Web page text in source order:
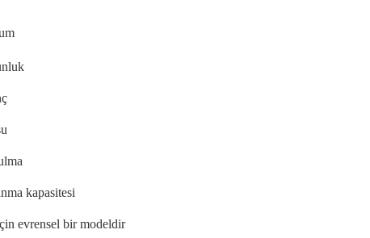
kapasitesi
evrensel bir modeldir